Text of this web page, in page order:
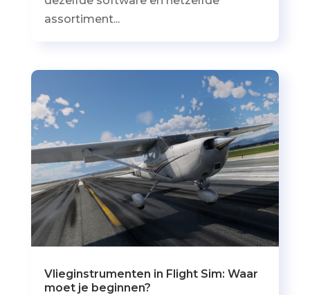
assortiment...
Vlieginstrumenten in Flight Sim: Waar
moet je beginnen?